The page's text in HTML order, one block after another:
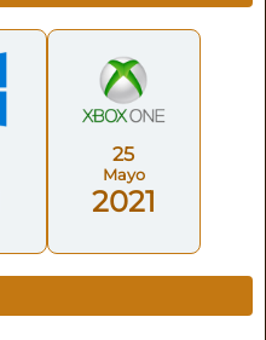
25
Mayo
2021